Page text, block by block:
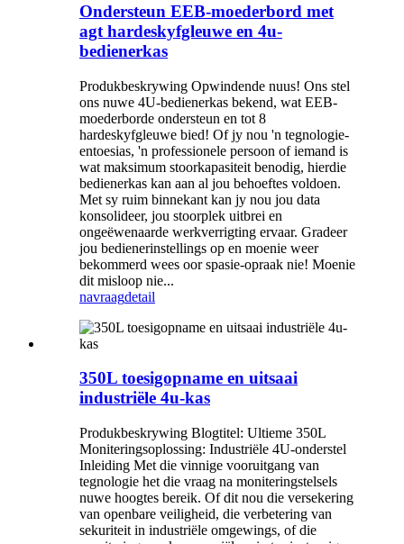
Ondersteun EEB-moederbord met
agt hardeskyfgleuwe en 4u-
bedienerkas
Produkbeskrywing Opwindende nuus! Ons stel
ons nuwe 4U-bedienerkas bekend, wat EEB-
moederborde ondersteun en tot 8
hardeskyfgleuwe bied! Of jy nou 'n tegnologie-
entoesias, 'n professionele persoon of iemand is
wat maksimum stoorkapasiteit benodig, hierdie
bedienerkas kan aan al jou behoeftes voldoen.
Met sy ruim binnekant kan jy nou jou data
konsolideer, jou stoorplek uitbrei en
ongeëwenaarde werkverrigting ervaar. Gradeer
jou bedienerinstellings op en moenie weer
bekommerd wees oor spasie-opraak nie! Moenie
dit misloop nie...
navraagdetail
350L toesigopname en uitsaai
industriële 4u-kas
Produkbeskrywing Blogtitel: Ultieme 350L
Moniteringsoplossing: Industriële 4U-onderstel
Inleiding Met die vinnige vooruitgang van
tegnologie het die vraag na moniteringstelsels
nuwe hoogtes bereik. Of dit nou die versekering
van openbare veiligheid, die verbetering van
sekuriteit in industriële omgewings, of die